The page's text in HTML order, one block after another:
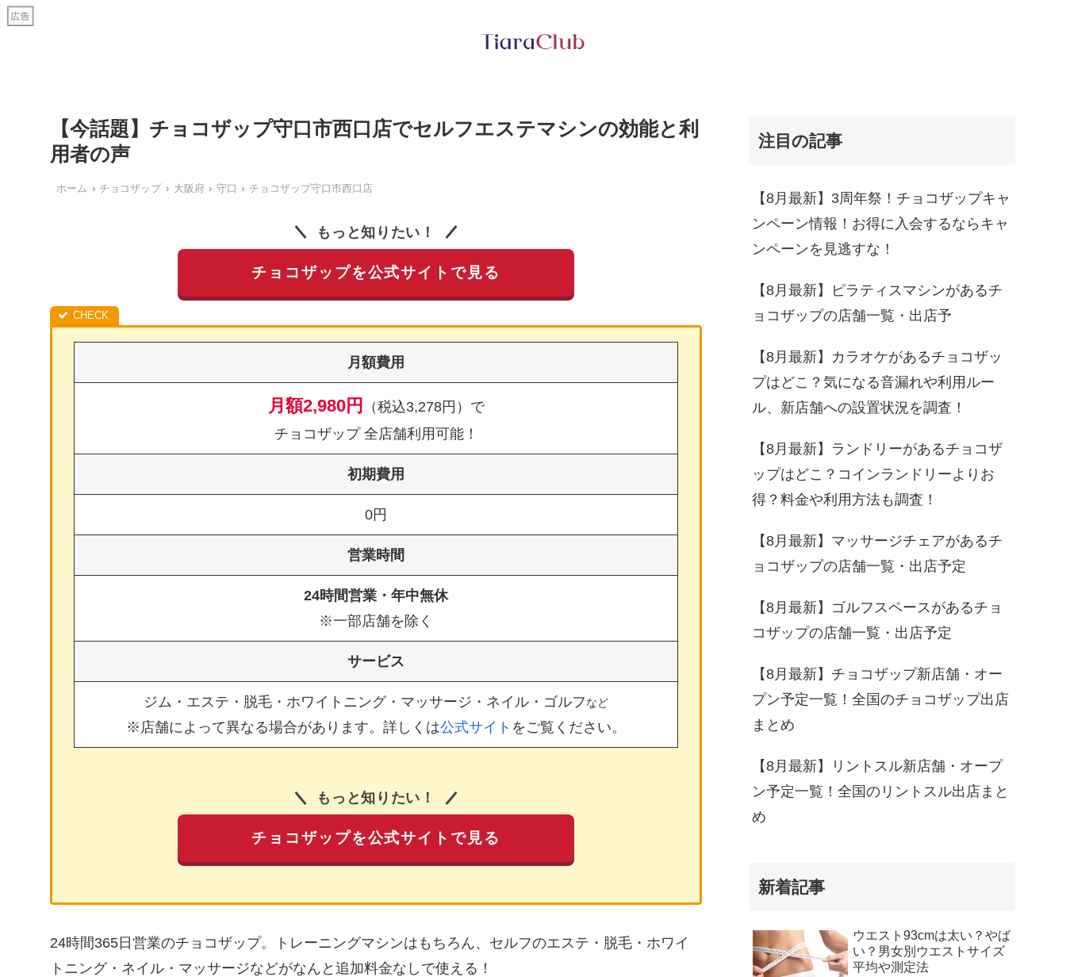
【今話題】チョコザップ守口市西口店でセルフエステマシンの効能と利
用者の声
ホーム チョコザップ 大阪府 守口 チョコザップ守口市西口店
もっと知りたい！
チョコザップを公式サイトで見る
月額費用
月額2,980円
（税込3,278円）で
チョコザップ 全店舗利用可能！
初期費用
0円
営業時間
24時間営業・年中無休
※一部店舗を除く
サービス
ジム・エステ・脱毛・ホワイトニング・マッサージ・ネイル・ゴルフなど
※店舗によって異なる場合があります。詳しくは公式サイト をご覧ください。
もっと知りたい！
チョコザップを公式サイトで見る
24時間365日営業のチョコザップ。トレーニングマシンはもちろん、セルフのエステ・脱毛・ホワイ
トニング・ネイル・マッサージなどがなんと追加料金なしで使える！
注目の記事
【8月最新】3周年祭！チョコザップキャ
ンペーン情報！お得に入会するならキャ
ンペーンを見逃すな！
【8月最新】ピラティスマシンがあるチ
ョコザップの店舗一覧・出店予
【8月最新】カラオケがあるチョコザッ
プはどこ？気になる音漏れや利用ルー
ル、新店舗への設置状況を調査！
【8月最新】ランドリーがあるチョコザ
ップはどこ？コインランドリーよりお
得？料金や利用方法も調査！
【8月最新】マッサージチェアがあるチ
ョコザップの店舗一覧・出店予定
【8月最新】ゴルフスペースがあるチョ
コザップの店舗一覧・出店予定
【8月最新】チョコザップ新店舗・オー
プン予定一覧！全国のチョコザップ出店
まとめ
【8月最新】リントスル新店舗・オープ
ン予定一覧！全国のリントスル出店まと
め
新着記事
ウエスト93cmは太い？やば
い？男女別ウエストサイズ
平均や測定法